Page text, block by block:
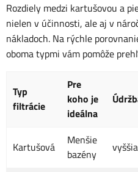
Rozdiely medzi kartušovou a
nielen v účinnosti, ale aj v
nákladoch. Na rýchle
oboma typmi vám pomôže
Typ
filtrácie
Pre
koho je
ideálna
Kartušová
Menšie
bazény
vyššia